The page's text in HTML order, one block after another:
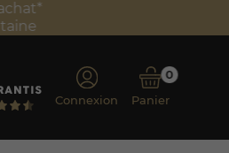
Connexion Panier
0